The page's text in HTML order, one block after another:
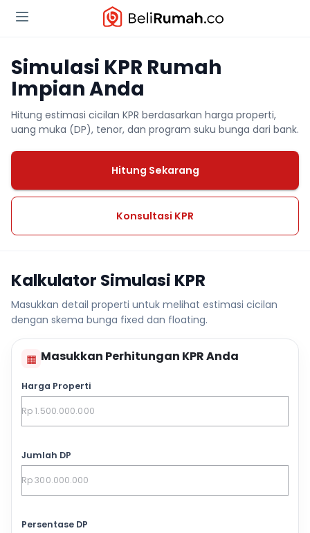
Simulasi KPR Rumah
Impian Anda
Hitung estimasi cicilan KPR berdasarkan harga properti,
uang muka (DP), tenor, dan program suku bunga dari bank.
Hitung Sekarang
Konsultasi KPR
Kalkulator Simulasi KPR
Masukkan detail properti untuk melihat estimasi cicilan
dengan skema bunga fixed dan floating.
▦ Masukkan Perhitungan KPR Anda
Harga Properti
Jumlah DP
Persentase DP